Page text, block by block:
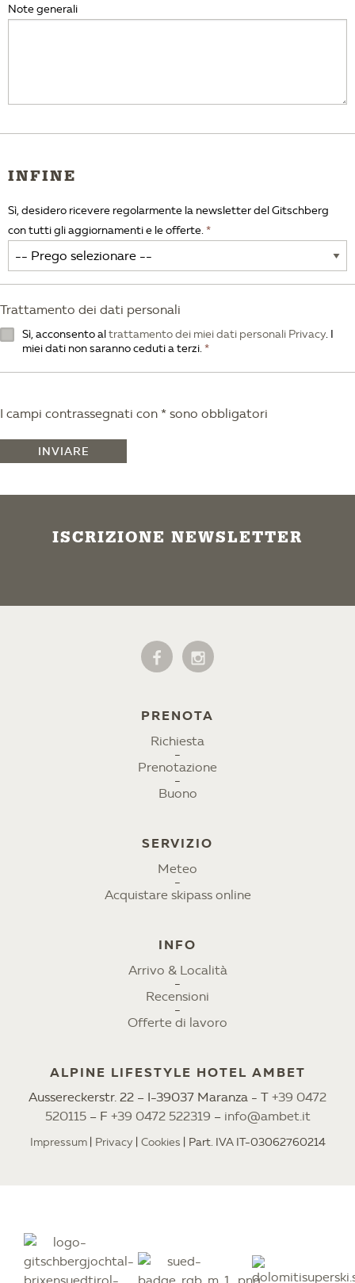
Note generali
INFINE
Sì, desidero ricevere regolarmente la newsletter del Gitschberg
con tutti gli aggiornamenti e le offerte.
Trattamento dei dati personali
Sì, acconsento altrattamento dei miei dati personali Privacy. I
miei dati non saranno ceduti a terzi.
I campi contrassegnati con * sono obbligatori
INVIARE
ISCRIZIONE NEWSLETTER
PRENOTA
Richiesta
Prenotazione
Buono
SERVIZIO
Meteo
Acquistare skipass online
INFO
Arrivo & Località
Recensioni
Offerte di lavoro
ALPINE LIFESTYLE HOTEL AMBET
Aussereckerstr. 22 – I-39037 Maranza - T +39 0472
520115– F +39 0472 522319 – info@ambet.it
Impressum Privacy Cookies Part. IVA IT-03062760214